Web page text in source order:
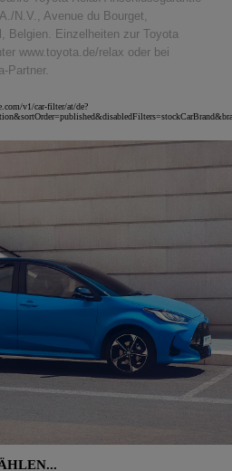
N.V., Avenue du Bourget,
Belgien. Einzelheiten zur Toyota
www.toyota.de/relax oder bei
Partner.
v1/car-filter/at/de?